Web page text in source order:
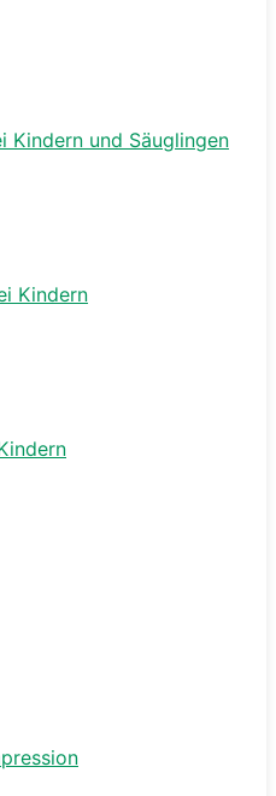
Kindern und Säuglingen
Kindern